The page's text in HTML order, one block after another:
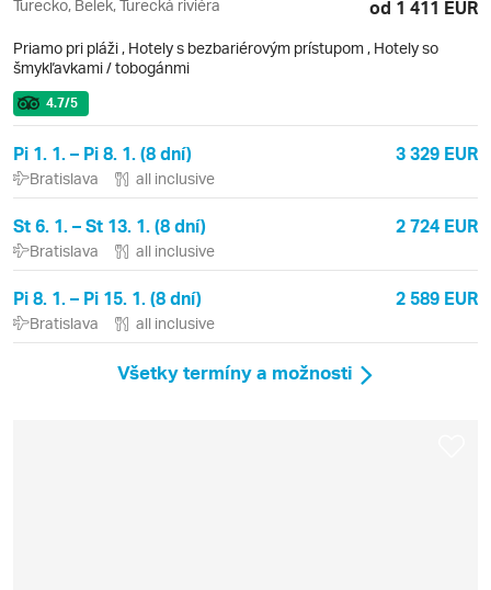
Turecko, Belek, Turecká riviéra od 1 411 EUR
Priamo pri pláži , Hotely s bezbariérovým prístupom , Hotely so
šmykľavkami / tobogánmi
4.7/5
Pi 1. 1. – Pi 8. 1. (8 dní) 3 329 EUR
Bratislava all inclusive
St 6. 1. – St 13. 1. (8 dní) 2 724 EUR
Bratislava all inclusive
Pi 8. 1. – Pi 15. 1. (8 dní) 2 589 EUR
Bratislava all inclusive
Všetky termíny a možnosti